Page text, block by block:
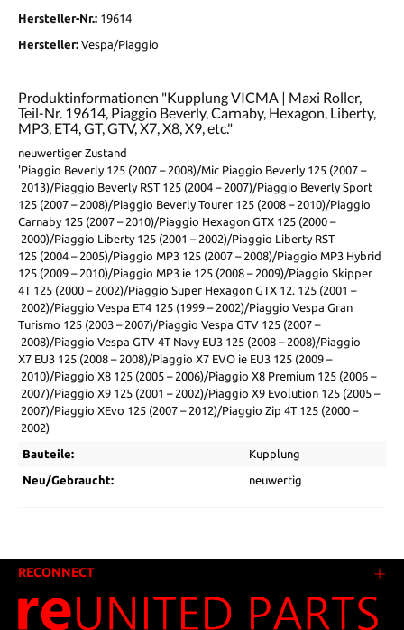
Hersteller-Nr.: 19614
Hersteller: Vespa/Piaggio
Produktinformationen "Kupplung VICMA | Maxi Roller,
Teil-Nr. 19614, Piaggio Beverly, Carnaby, Hexagon, Liberty,
MP3, ET4, GT, GTV, X7, X8, X9, etc."
neuwertiger Zustand
'Piaggio Beverly 125 (2007 – 2008)/Mic Piaggio Beverly 125 (2007 –
2013)/Piaggio Beverly RST 125 (2004 – 2007)/Piaggio Beverly Sport
125 (2007 – 2008)/Piaggio Beverly Tourer 125 (2008 – 2010)/Piaggio
Carnaby 125 (2007 – 2010)/Piaggio Hexagon GTX 125 (2000 –
2000)/Piaggio Liberty 125 (2001 – 2002)/Piaggio Liberty RST
125 (2004 – 2005)/Piaggio MP3 125 (2007 – 2008)/Piaggio MP3 Hybrid
125 (2009 – 2010)/Piaggio MP3 ie 125 (2008 – 2009)/Piaggio Skipper
4T 125 (2000 – 2002)/Piaggio Super Hexagon GTX 12. 125 (2001 –
2002)/Piaggio Vespa ET4 125 (1999 – 2002)/Piaggio Vespa Gran
Turismo 125 (2003 – 2007)/Piaggio Vespa GTV 125 (2007 –
2008)/Piaggio Vespa GTV 4T Navy EU3 125 (2008 – 2008)/Piaggio
X7 EU3 125 (2008 – 2008)/Piaggio X7 EVO ie EU3 125 (2009 –
2010)/Piaggio X8 125 (2005 – 2006)/Piaggio X8 Premium 125 (2006 –
2007)/Piaggio X9 125 (2001 – 2002)/Piaggio X9 Evolution 125 (2005 –
2007)/Piaggio XEvo 125 (2007 – 2012)/Piaggio Zip 4T 125 (2000 –
2002)
Bauteile: Kupplung
Neu/Gebraucht: neuwertig
RECONNECT